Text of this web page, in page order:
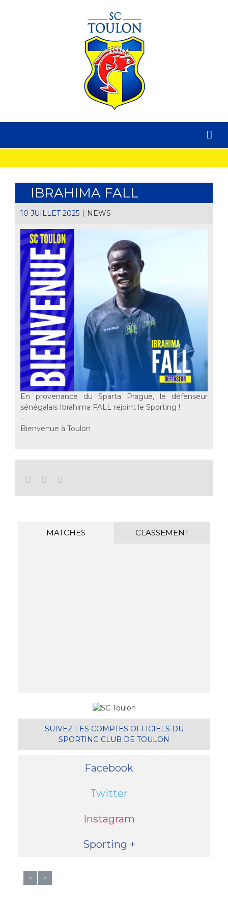
IBRAHIMA FALL
10 JUILLET 2025 | NEWS
En provenance du Sparta Prague, le défenseur
sénégalais Ibrahima FALL rejoint le Sporting !
–
Bienvenue à Toulon
Facebook
Twitter
MATCHES CLASSEMENT
SUIVEZ LES COMPTES OFFICIELS DU
SPORTING CLUB DE TOULON
Facebook
Twitter
Instagram
Sporting +
< >